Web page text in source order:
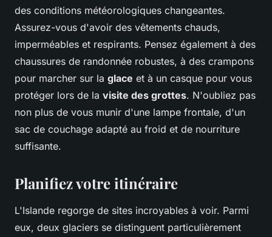
des conditions météorologiques changeantes.
Assurez-vous d'avoir des vêtements chauds,
imperméables et respirants. Pensez également à des
chaussures de randonnée robustes, à des crampons
pour marcher sur la glace et à un casque pour vous
protéger lors de la visite des grottes. N'oubliez pas
non plus de vous munir d'une lampe frontale, d'un
sac de couchage adapté au froid et de nourriture
suffisante.
Planifiez votre itinéraire
L'Islande regorge de sites incroyables à voir. Parmi
eux, deux glaciers se distinguent particulièrement